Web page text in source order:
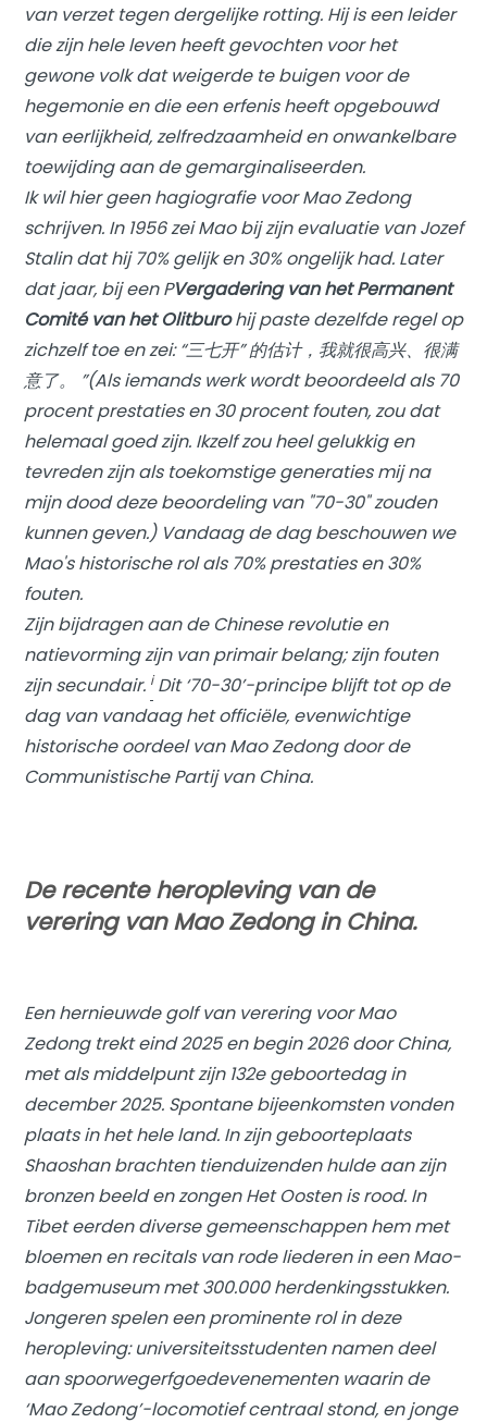
van verzet tegen dergelijke rotting. Hij is een leider
die zijn hele leven heeft gevochten voor het
gewone volk dat weigerde te buigen voor de
hegemonie en die een erfenis heeft opgebouwd
van eerlijkheid, zelfredzaamheid en onwankelbare
toewijding aan de gemarginaliseerden.
Ik wil hier geen hagiografie voor Mao Zedong
schrijven. In 1956 zei Mao bij zijn evaluatie van Jozef
Stalin dat hij 70% gelijk en 30% ongelijk had. Later
dat jaar, bij een PVergadering van het Permanent
Comité van het Olitburohij paste dezelfde regel op
zichzelf toe en zei: “三七开” 的估计，我就很高兴、很满
意了。 ”(Als iemands werk wordt beoordeeld als 70
procent prestaties en 30 procent fouten, zou dat
helemaal goed zijn. Ikzelf zou heel gelukkig en
tevreden zijn als toekomstige generaties mij na
mijn dood deze beoordeling van "70-30" zouden
kunnen geven.) Vandaag de dag beschouwen we
Mao's historische rol als 70% prestaties en 30%
fouten.
Zijn bijdragen aan de Chinese revolutie en
natievorming zijn van primair belang; zijn fouten
zijn secundair. iDit ‘70-30’-principe blijft tot op de
dag van vandaag het officiële, evenwichtige
historische oordeel van Mao Zedong door de
Communistische Partij van China.
De recente heropleving van de
verering van Mao Zedong in China.
Een hernieuwde golf van verering voor Mao
Zedong trekt eind 2025 en begin 2026 door China,
met als middelpunt zijn 132e geboortedag in
december 2025. Spontane bijeenkomsten vonden
plaats in het hele land. In zijn geboorteplaats
Shaoshan brachten tienduizenden hulde aan zijn
bronzen beeld en zongenHet Oosten is rood. In
Tibet eerden diverse gemeenschappen hem met
bloemen en recitals van rode liederen in een Mao-
badgemuseum met 300.000 herdenkingsstukken.
Jongeren spelen een prominente rol in deze
heropleving: universiteitsstudenten namen deel
aan spoorwegerfgoedevenementen waarin de
‘Mao Zedong’-locomotief centraal stond, en jonge